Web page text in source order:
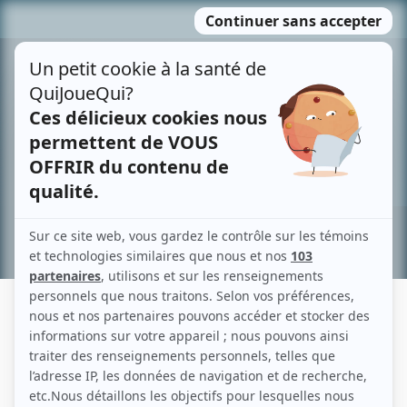
MENU
contenu
Recherche avancée »
MARIE FAY
Liens
Fiche de Marie Fay sur Showbizz.net